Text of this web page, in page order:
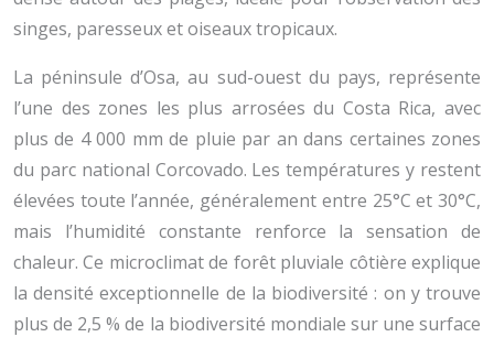
singes, paresseux et oiseaux tropicaux.
La péninsule d’Osa, au sud-ouest du pays, représente
l’une des zones les plus arrosées du Costa Rica, avec
plus de 4 000 mm de pluie par an dans certaines zones
du parc national Corcovado. Les températures y restent
élevées toute l’année, généralement entre 25°C et 30°C,
mais l’humidité constante renforce la sensation de
chaleur. Ce microclimat de forêt pluviale côtière explique
la densité exceptionnelle de la biodiversité : on y trouve
plus de 2,5 % de la biodiversité mondiale sur une surface